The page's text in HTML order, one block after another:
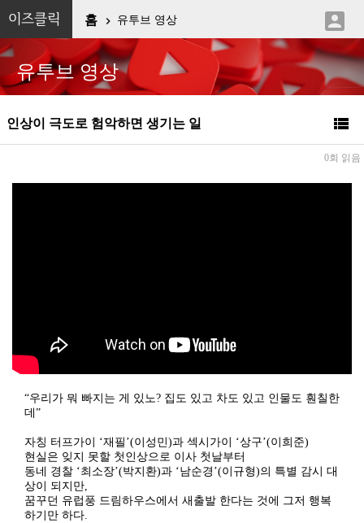
이즈클릭 홈  유투브 영상 
유투브 영상
인상이 극도로 험악하면 생기는 일 
0회 읽음
“우리가 뭐 빠지는 게 있노? 집도 있고 차도 있고 인물도 훤칠한
데”
자칭 터프가이 ‘재필’(이성민)과 섹시가이 ‘상구’(이희준)
현실은 잊지 못할 첫인상으로 이사 첫날부터
동네 경찰 ‘최소장’(박지환)과 ‘남순경’(이규형)의 특별 감시 대
상이 되지만,
꿈꾸던 유럽풍 드림하우스에서 새출발 한다는 것에 그저 행복
하기만 하다.